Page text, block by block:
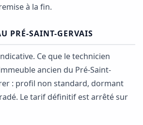
à la fin.
PRÉ-SAINT-GERVAIS
Ce que le technicien
ancien du Pré-Saint-
: profil non standard, dormant
Le tarif définitif est arrêté sur